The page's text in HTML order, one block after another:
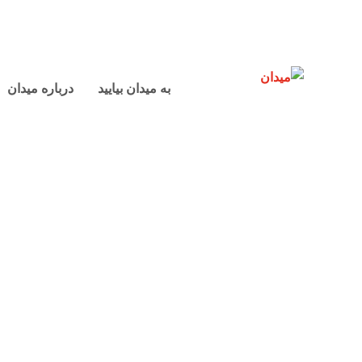
به میدان بیایید درباره میدان